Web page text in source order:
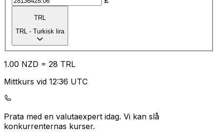
TRL
TRL - Turkisk lira
1.00 NZD = 28 TRL
Mittkurs vid 12:36 UTC
Prata med en valutaexpert idag. Vi kan slå
konkurrenternas kurser.